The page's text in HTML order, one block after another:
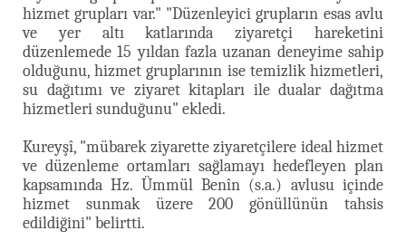
hizmet grupları var." "Düzenleyici grupların esas avlu
ve yer altı katlarında ziyaretçi hareketini
düzenlemede 15 yıldan fazla uzanan deneyime sahip
olduğunu, hizmet gruplarının ise temizlik hizmetleri,
su dağıtımı ve ziyaret kitapları ile dualar dağıtma
hizmetleri sunduğunu" ekledi.
Kureyşî, "mübarek ziyarette ziyaretçilere ideal hizmet
ve düzenleme ortamları sağlamayı hedefleyen plan
kapsamında Hz. Ümmül Benîn (s.a.) avlusu içinde
hizmet sunmak üzere 200 gönüllünün tahsis
edildiğini" belirtti.